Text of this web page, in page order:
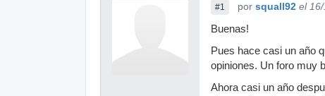
#1 por squall92 el
Buenas!
Pues hace casi un año
opiniones. Un foro muy
Ahora casi un año